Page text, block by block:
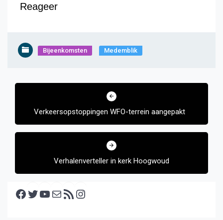
Reageer
Bijeenkomsten Medemblik
Bericht
Verkeersopstoppingen WFO-terrein aangepakt
Verhalenverteller in kerk Hoogwoud
Facebook Twitter YouTube E-mail RSS feed